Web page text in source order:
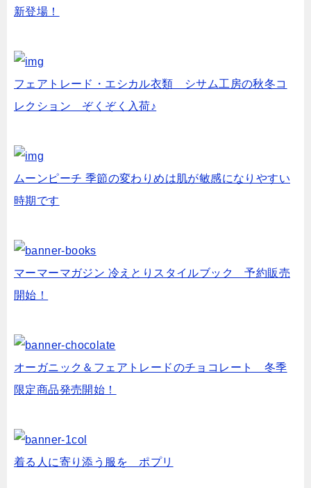
新登場！
フェアトレード・エシカル衣類 シサム工房の秋冬コ
レクション ぞくぞく入荷♪
ムーンピーチ 季節の変わりめは肌が敏感になりやすい
時期です
マーマーマガジン 冷えとりスタイルブック 予約販売
開始！
オーガニック＆フェアトレードのチョコレート 冬季
限定商品発売開始！
着る人に寄り添う服を ポプリ